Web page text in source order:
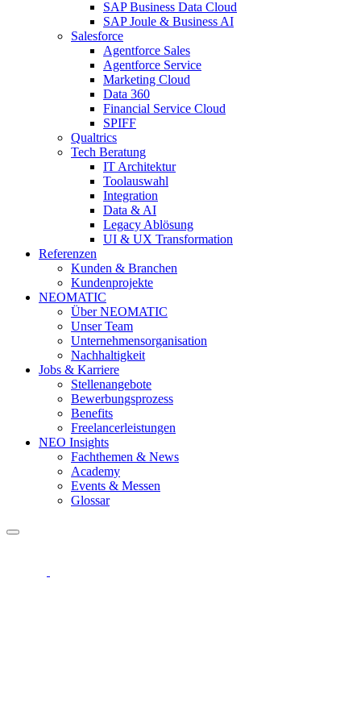
SAP Business Data Cloud
SAP Joule & Business AI
Salesforce
Agentforce Sales
Agentforce Service
Marketing Cloud
Data 360
Financial Service Cloud
SPIFF
Qualtrics
Tech Beratung
IT Architektur
Toolauswahl
Integration
Data & AI
Legacy Ablösung
UI & UX Transformation
Referenzen
Kunden & Branchen
Kundenprojekte
NEOMATIC
Über NEOMATIC
Unser Team
Unternehmensorganisation
Nachhaltigkeit
Jobs & Karriere
Stellenangebote
Bewerbungsprozess
Benefits
Freelancerleistungen
NEO Insights
Fachthemen & News
Academy
Events & Messen
Glossar